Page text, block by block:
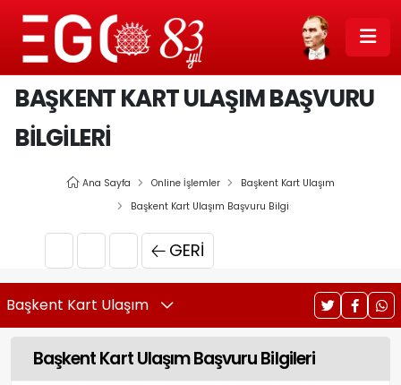
BAŞKENT KART ULAŞIM BAŞVURU
BILGILERI
Ana Sayfa Online İşlemler
Başkent Kart Ulaşım
Başkent Kart Ulaşım Başvuru Bilgi
GERI
Başkent Kart Ulaşım
Başkent Kart Ulaşım Başvuru Bilgileri